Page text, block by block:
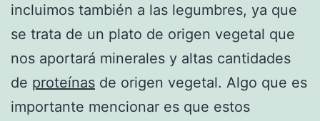
incluimos también a las legumbres, ya que
se trata de un plato de origen vegetal que
nos aportará minerales y altas cantidades
de proteínas de origen vegetal. Algo que es
importante mencionar es que estos